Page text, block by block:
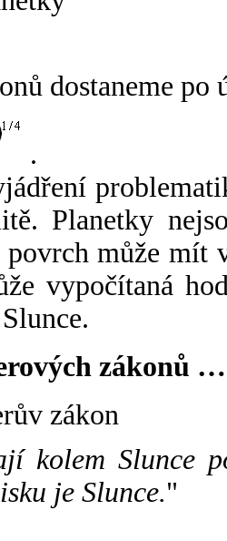
dostaneme po
.
Planetky
může mít
vypočítaná
zákonů …
zákon
kolem Slunce
je Slunce."